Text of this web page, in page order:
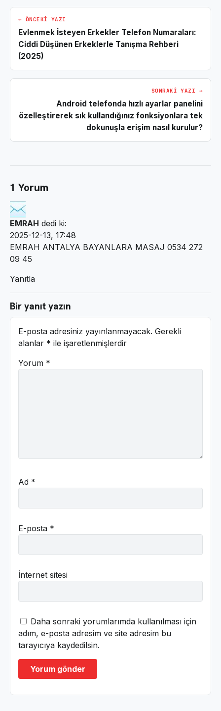
← ÖNCEKI YAZI
Evlenmek İsteyen Erkekler Telefon Numaraları:
Ciddi Düşünen Erkeklerle Tanışma Rehberi
(2025)
SONRAKI YAZI →
Android telefonda hızlı ayarlar panelini
özelleştirerek sık kullandığınız fonksiyonlara tek
dokunuşla erişim nasıl kurulur?
1 Yorum
EMRAH dedi ki:
2025-12-13, 17:48
EMRAH ANTALYA BAYANLARA MASAJ 0534 272
09 45
Yanıtla
Bir yanıt yazın
E-posta adresiniz yayınlanmayacak. Gerekli
alanlar * ile işaretlenmişlerdir
Yorum *
Ad *
E-posta *
İnternet sitesi
Daha sonraki yorumlarımda kullanılması için
adım, e-posta adresim ve site adresim bu
tarayıcıya kaydedilsin.